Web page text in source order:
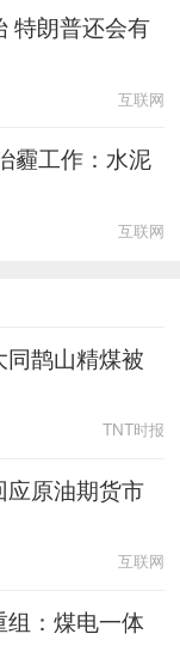
特朗普还会有
互联网
霾工作：水泥
互联网
鹊山精煤被
TNT时报
应原油期货市
互联网
：煤电一体